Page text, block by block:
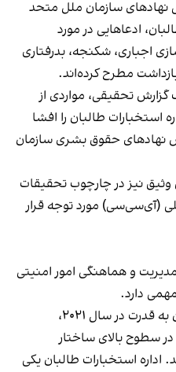
سازمان ملل متحد
ادعاهایی در مورد
اجباری، شکنجه، بدرفتاری
مطرح کرده‌اند.
گزارش تحقیقی، مواردی از
استخبارات طالبان را افشا
نهادهای حقوق بشری سازمان
نیز در چارچوب تحقیقات
(آی‌سی‌سی) مورد توجه قرار
و هماهنگی امور امنیتی
دارد.
آقای جواد پس از بازگشت طالبان به قدرت در سال ۲۰۲۱،
سطوح بالای ساختار
اداره استخبارات طالبان یکی